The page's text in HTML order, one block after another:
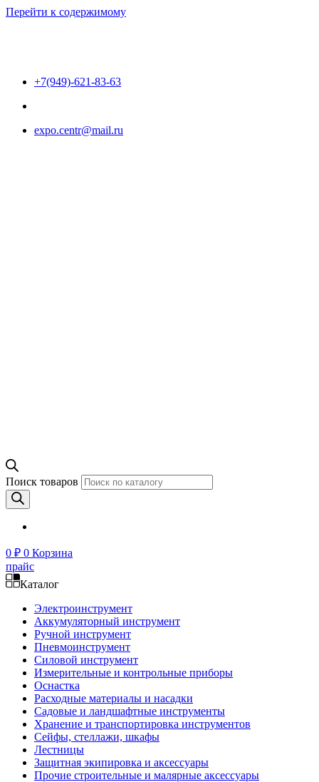
Перейти к содержимому
+7(949)-621-83-63
expo.centr@mail.ru
Поиск товаров
0 ₽ 0 Корзина
прайс
Каталог
Электроинструмент
Аккумуляторный инструмент
Ручной инструмент
Пневмоинструмент
Силовой инструмент
Измерительные и контрольные приборы
Оснастка
Расходные материалы и насадки
Садовые и ландшафтные инструменты
Хранение и транспортировка инструментов
Сейфы, стеллажи, шкафы
Лестницы
Защитная экипировка и аксессуары
Прочие строительные и малярные аксессуары